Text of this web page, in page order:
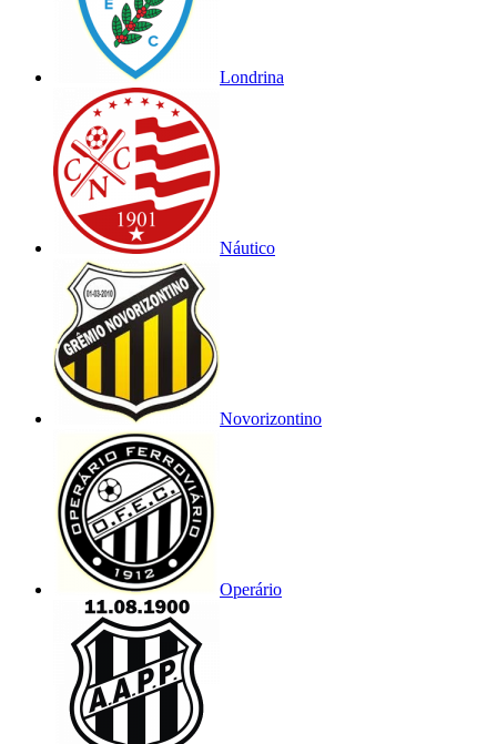
Londrina
Náutico
Novorizontino
Operário